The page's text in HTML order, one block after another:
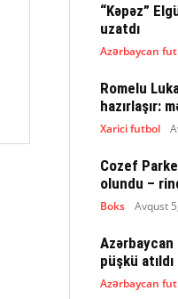
“Kəpəz”
uzatdı
Azərbaycan
Romelu
hazırlaşır:
Xarici futbol
Cozef
olundu –
Boks Avqust
Azərbaycan
püşkü atıldı
Azərbaycan